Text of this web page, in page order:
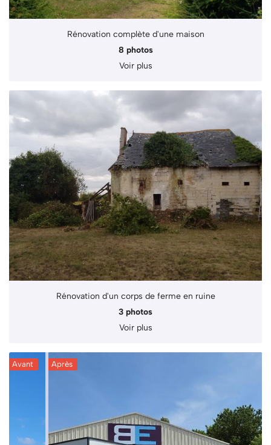
Rénovation complète d'une maison
8 photos
Voir plus
Rénovation d'un corps de ferme en ruine
3 photos
Voir plus
Avant Après